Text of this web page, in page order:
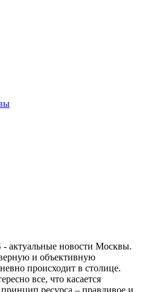
- актуальные новости Москвы.
и объективную
происходит в столице.
все, что касается
ресурса – правдивое и